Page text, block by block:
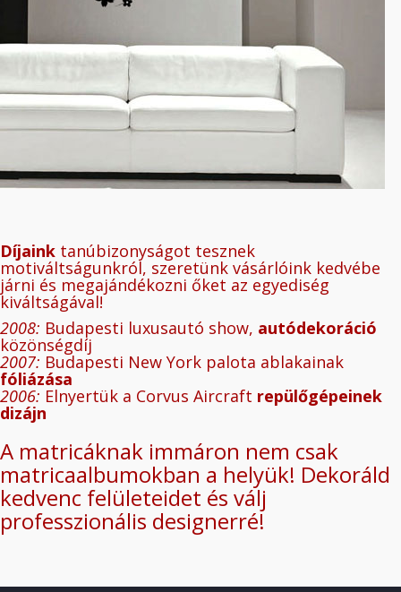
Díjaink tanúbizonyságot tesznek
motiváltságunkról, szeretünk vásárlóink kedvébe
járni és megajándékozni őket az egyediség
kiváltságával!
2008: Budapesti luxusautó show, autódekoráció
közönségdíj
2007: Budapesti New York palota ablakainak
fóliázása
2006: Elnyertük a Corvus Aircraft repülőgépeinek
dizájn
A matricáknak immáron nem csak
matricaalbumokban a helyük! Dekoráld
kedvenc felületeidet és válj
professzionális designerré!